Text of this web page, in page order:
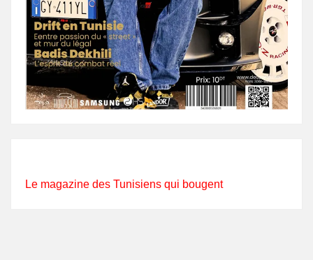
Le magazine des Tunisiens qui bougent